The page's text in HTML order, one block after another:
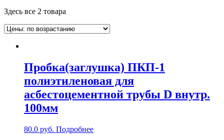
Здесь все 2 товара
Пробка(заглушка) ПКП-1
полиэтиленовая для
асбестоцементной трубы D внутр.
100мм
80.0 руб. Подробнее